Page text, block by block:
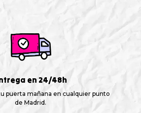
en 24/48h
puerta mañana en cualquier punto
de Madrid.